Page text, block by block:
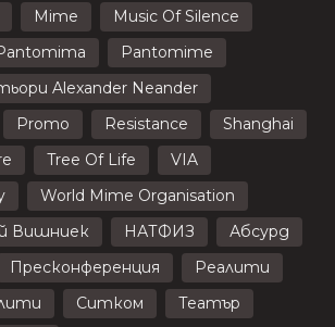
Mime
Music Of Silence
Pantomime
Alexander Neander
Promo Resistance
Shanghai
Tree Of Life
VIA
World Mime Organisation
Вишниек НАТФИЗ
Абсурд
Пресконференция
Реалити
Ситком
Театър